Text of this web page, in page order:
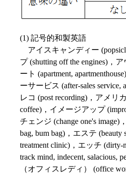
(1) 記号的和製英語
アイスキャンディー
プ (shutting off the engines)，
ート (apartment,
ーサービス (after-sales service,
レコ (post recording)，アメリ
coffee)，イメージアップ
チェンジ (change one's
bag, bum bag)，エステ (beauty
treatment clinic)，エッチ (dirty-
track mind, indecent, salacious,
（オフィスレディ） (office